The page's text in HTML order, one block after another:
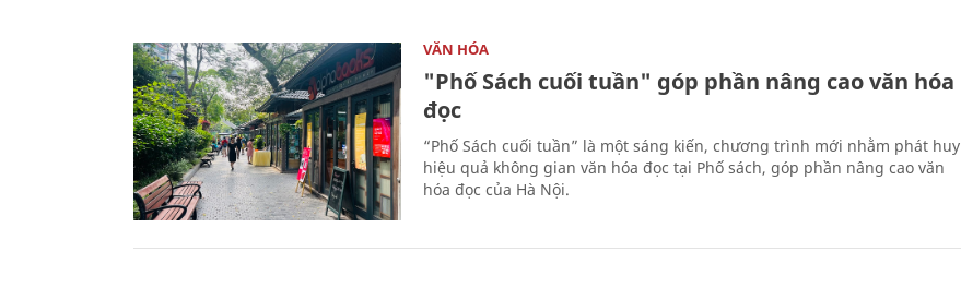
VĂN HÓA
"Phố Sách cuối tuần" góp phần nâng cao văn hóa
đọc
“Phố Sách cuối tuần” là một sáng kiến, chương trình mới nhằm phát huy
hiệu quả không gian văn hóa đọc tại Phố sách, góp phần nâng cao văn
hóa đọc của Hà Nội.